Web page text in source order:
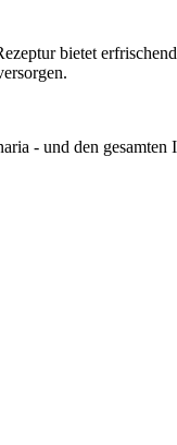
bietet
- und den gesamten